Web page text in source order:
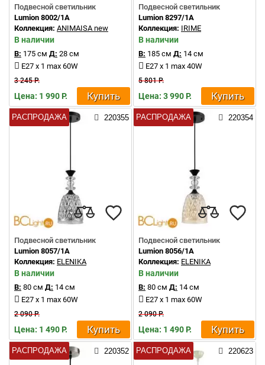
Подвесной светильник
Lumion 8002/1A
Коллекция: ANIMAISA new
В наличии
В: 175 см Д: 28 см
E27 x 1 max 60W
3 245 Р.
Цена: 1 990 Р. Купить
Подвесной светильник
Lumion 8297/1A
Коллекция: IRIME
В наличии
В: 185 см Д: 14 см
E27 x 1 max 40W
5 801 Р.
Цена: 3 990 Р. Купить
РАСПРОДАЖА 220355
Подвесной светильник
Lumion 8057/1A
Коллекция: ELENIKA
В наличии
В: 80 см Д: 14 см
E27 x 1 max 60W
2 090 Р.
Цена: 1 490 Р. Купить
РАСПРОДАЖА 220354
Подвесной светильник
Lumion 8056/1A
Коллекция: ELENIKA
В наличии
В: 80 см Д: 14 см
E27 x 1 max 60W
2 090 Р.
Цена: 1 490 Р. Купить
РАСПРОДАЖА 220352 РАСПРОДАЖА 220623